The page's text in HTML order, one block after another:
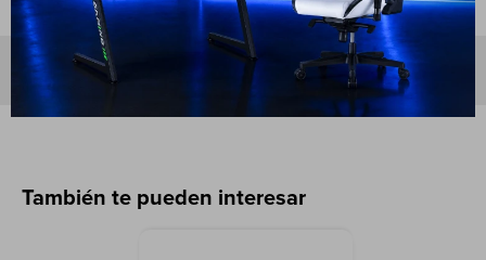
Especificaciones
También te pueden interesar